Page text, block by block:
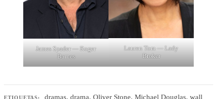
James Spader — Roger
Barnes
Lauren Tom — Lady
Broker
ETIQUETAS: dramas, drama, Oliver Stone, Michael Douglas, wall